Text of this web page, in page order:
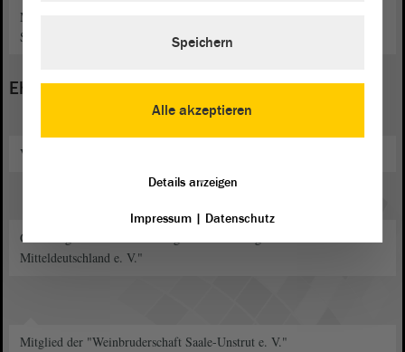
Mitglied des Stadtrates Weißenfels und Zweiter stellvertretender
Stadtratsvorsitzender
Ehrenamt
Vorstandsmitglied im "Rotary-Club Weißenfels Heinrich Schütz"
Gründungs- und Vorstandsmitglied von "Energievernunft
Mitteldeutschland e. V."
Mitglied der "Weinbruderschaft Saale-Unstrut e. V."
Alle akzeptieren
Speichern
Details anzeigen
Impressum| Datenschutz